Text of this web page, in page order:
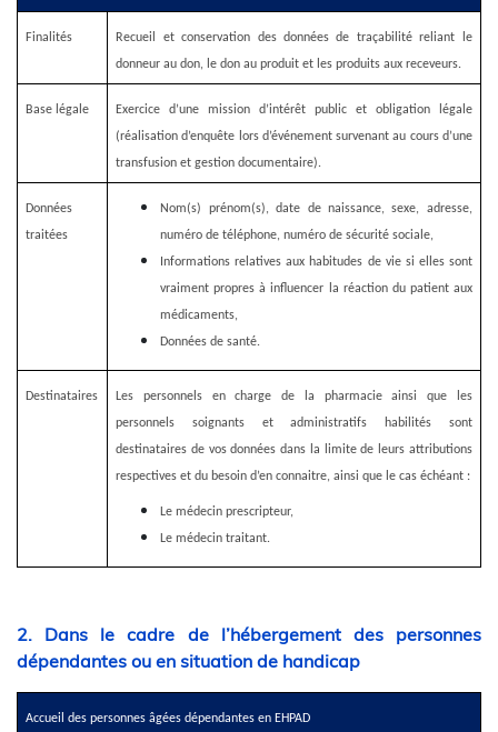
Finalités
Recueil et conservation des données de traçabilité reliant le
donneur au don, le don au produit et les produits aux receveurs.
Base légale
Exercice d’une mission d’intérêt public et obligation légale
(réalisation d’enquête lors d’événement survenant au cours d’une
transfusion et gestion documentaire).
Données
traitées
Nom(s) prénom(s),date de naissance, sexe, adresse,
numéro de téléphone, numéro de sécurité sociale,
Informations relatives aux habitudes de vie si elles sont
vraiment propres à influencer la réaction du patient aux
médicaments,
Données de santé.
Destinataires
Les personnels en charge de la pharmacie ainsi que les
personnels soignants et administratifs habilités sont
destinataires de vos données dans la limite de leurs attributions
respectives et du besoin d’en connaitre, ainsi que le cas échéant :
Le médecin prescripteur,
Le médecin traitant.
2. Dans le cadre de l’hébergement des personnes
dépendantes ou en situation de handicap
Accueil des personnes âgées dépendantes en EHPAD